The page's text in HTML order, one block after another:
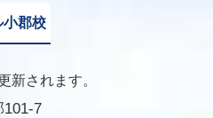
小郡校
新されます。
7